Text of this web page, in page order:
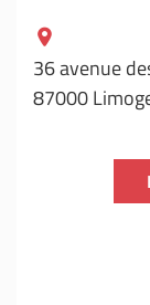
36 avenue
87000